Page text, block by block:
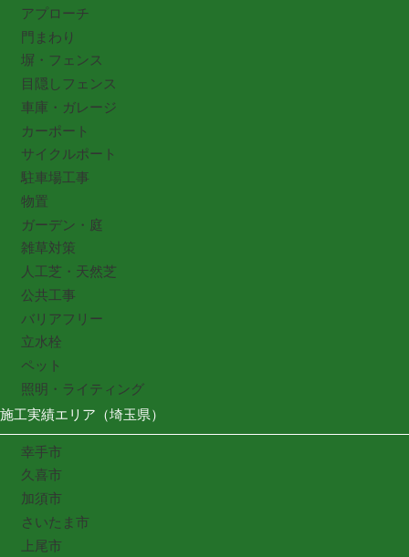
アプローチ
門まわり
塀・フェンス
目隠しフェンス
車庫・ガレージ
カーポート
サイクルポート
駐車場工事
物置
ガーデン・庭
雑草対策
人工芝・天然芝
公共工事
バリアフリー
立水栓
ペット
照明・ライティング
施工実績エリア（埼玉県）
幸手市
久喜市
加須市
さいたま市
上尾市